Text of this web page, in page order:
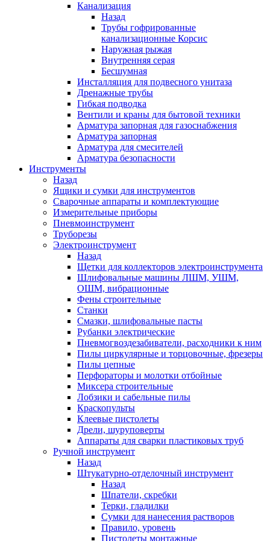
Канализация
Назад
Трубы гофрированные
канализационные Корсис
Наружная рыжая
Внутренняя серая
Бесшумная
Инсталляция для подвесного унитаза
Дренажные трубы
Гибкая подводка
Вентили и краны для бытовой техники
Арматура запорная для газоснабжения
Арматура запорная
Арматура для смесителей
Арматура безопасности
Инструменты
Назад
Ящики и сумки для инструментов
Сварочные аппараты и комплектующие
Измерительные приборы
Пневмоинструмент
Труборезы
Электроинструмент
Назад
Щетки для коллекторов электроинструмента
Шлифовальные машины ЛШМ, УШМ,
ОШМ, вибрационные
Фены строительные
Станки
Смазки, шлифовальные пасты
Рубанки электрические
Пневмогвоздезабиватели, расходники к ним
Пилы циркулярные и торцовочные, фрезеры
Пилы цепные
Перфораторы и молотки отбойные
Миксера строительные
Лобзики и сабельные пилы
Краскопульты
Клеевые пистолеты
Дрели, шуруповерты
Аппараты для сварки пластиковых труб
Ручной инструмент
Назад
Штукатурно-отделочный инструмент
Назад
Шпатели, скребки
Терки, гладилки
Сумки для нанесения растворов
Правило, уровень
Пистолеты монтажные